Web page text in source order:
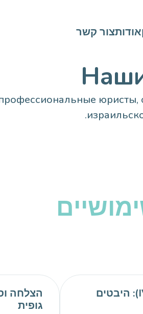
אודותצור קשר
הפריה חוץ גופית (IVF): היבטים
הצלחה
גופית